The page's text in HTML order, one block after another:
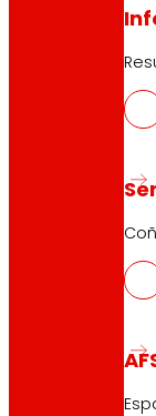
Innovación
Tendas EROSKI
Apertura
Descanso